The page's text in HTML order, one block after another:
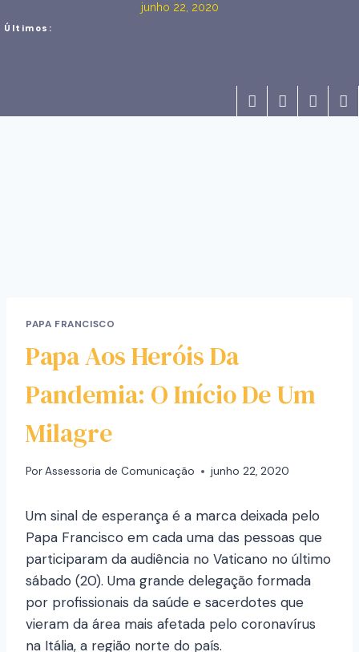
junho 22, 2020
Últimos:
PAPA FRANCISCO
Papa Aos Heróis Da
Pandemia: O Início De Um
Milagre
PorAssessoria de Comunicação junho 22, 2020
Um sinal de esperança é a marca deixada pelo
Papa Francisco em cada uma das pessoas que
participaram da audiência no Vaticano no último
sábado (20). Uma grande delegação formada
por profissionais da saúde e sacerdotes que
vieram da área mais afetada pelo coronavírus
na Itália, a região norte do país.